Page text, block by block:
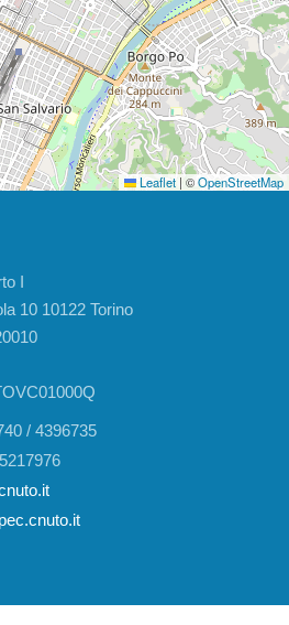
Leaflet | ©OpenStreetMap
I
10 10122 Torino
/ 4396735